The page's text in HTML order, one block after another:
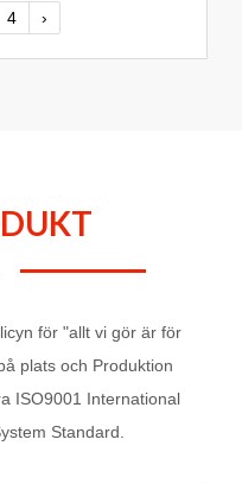
4 ›
för "allt vi gör är för
plats och Produktion
ISO9001 International
Standard.